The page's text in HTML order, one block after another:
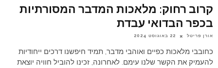
קרוב רחוק: מלאכות המדבר המסורתיות
בכפר הבדואי עבדת
אורן פריטל 22 באוגוסט 2024
כחובבי מלאכות כפיים ואוהבי מדבר, תמיד חיפשנו דרכים ייחודיות
להעמיק את הקשר שלנו עימם. לאחרונה, זכינו להוביל חוויה יוצאת